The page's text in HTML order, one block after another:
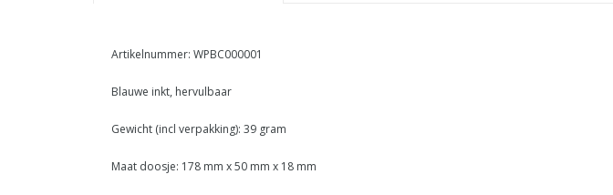
Artikelnummer: WPBC000001
Blauwe inkt, hervulbaar
Gewicht (incl verpakking): 39 gram
Maat doosje: 178 mm x 50 mm x 18 mm